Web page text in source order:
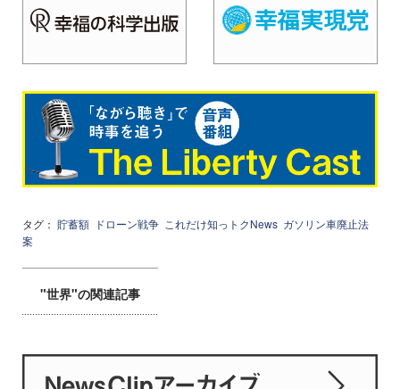
タグ： 貯蓄額 ドローン戦争 これだけ知っトクNews ガソリン車廃止法
案
"世界"の関連記事